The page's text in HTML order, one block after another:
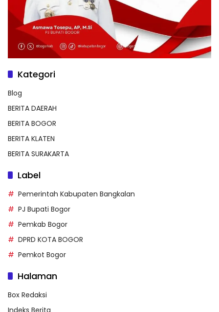
Kategori
Blog
BERITA DAERAH
BERITA BOGOR
BERITA KLATEN
BERITA SURAKARTA
Label
Pemerintah Kabupaten Bangkalan
PJ Bupati Bogor
Pemkab Bogor
DPRD KOTA BOGOR
Pemkot Bogor
Halaman
Box Redaksi
Indeks Berita